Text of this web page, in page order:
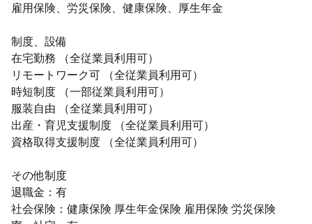
雇用保険、労災保険、健康保険、厚生年金
制度、設備
在宅勤務 （全従業員利用可）
リモートワーク可 （全従業員利用可）
時短制度 （一部従業員利用可）
服装自由 （全従業員利用可）
出産・育児支援制度 （全従業員利用可）
資格取得支援制度 （全従業員利用可）
その他制度
退職金：有
社会保険：健康保険 厚生年金保険 雇用保険 労災保険